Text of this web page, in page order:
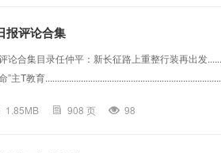
报评论合集
论合集目录任仲平：新长征路上重整行装再出发
主T教育
1.85MB 908 页 98